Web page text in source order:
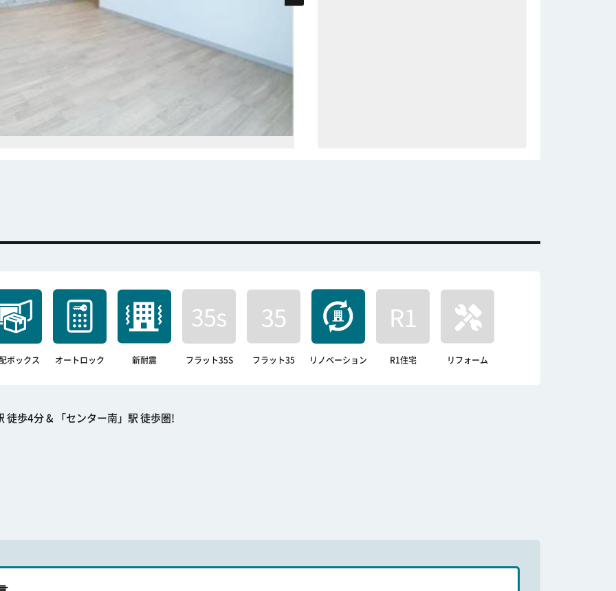
ボックス オートロック 新耐震 フラット35S フラット35 リノベーション R1住宅 リフォーム
徒歩4分 & 「センター南」駅 徒歩圏!